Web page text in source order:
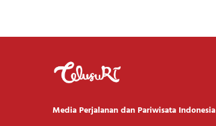
Media Perjalanan dan Pariwisata Indonesia